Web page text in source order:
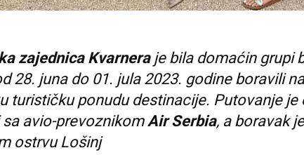
zajednica Kvarneraje bila domaćin grupi
28. juna do 01. jula 2023. godine boravili
turističku ponudu destinacije. Putovanje je
sa avio-prevoznikomAir Serbia, a boravak
ostrvu Lošinj